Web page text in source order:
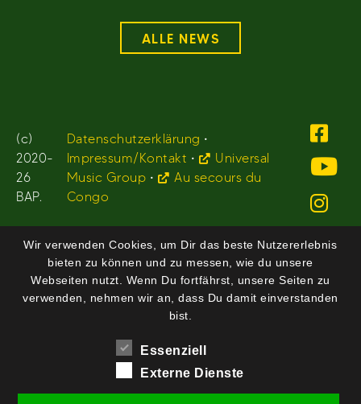
ALLE NEWS
(c)
2020-
26
BAP.
Datenschutzerklärung •
Impressum/Kontakt •
Universal
Music Group •
Au secours du
Congo
Wir verwenden Cookies, um Dir das beste Nutzererlebnis
bieten zu können und zu messen, wie du unsere
Webseiten nutzt. Wenn Du fortfährst, unsere Seiten zu
verwenden, nehmen wir an, dass Du damit einverstanden
bist.
Essenziell
Externe Dienste